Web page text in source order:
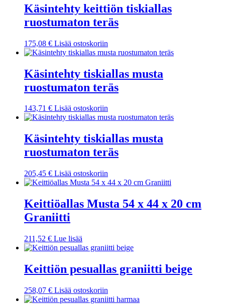
Käsintehty keittiön tiskiallas
ruostumaton teräs
175,08 € Lisää ostoskoriin
Käsintehty tiskiallas musta
ruostumaton teräs
143,71 € Lisää ostoskoriin
Käsintehty tiskiallas musta
ruostumaton teräs
205,45 € Lisää ostoskoriin
Keittiöallas Musta 54 x 44 x 20 cm
Graniitti
211,52 € Lue lisää
Keittiön pesuallas graniitti beige
258,07 € Lisää ostoskoriin